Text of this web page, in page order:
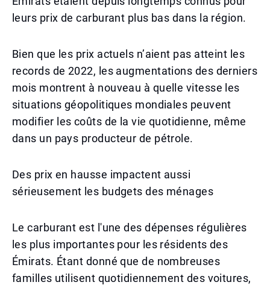
leurs prix de carburant plus bas dans la région.
Bien que les prix actuels n’aient pas atteint les
records de 2022, les augmentations des derniers
mois montrent à nouveau à quelle vitesse les
situations géopolitiques mondiales peuvent
modifier les coûts de la vie quotidienne, même
dans un pays producteur de pétrole.
Des prix en hausse impactent aussi
sérieusement les budgets des ménages
Le carburant est l'une des dépenses régulières
les plus importantes pour les résidents des
Émirats. Étant donné que de nombreuses
familles utilisent quotidiennement des voitures,